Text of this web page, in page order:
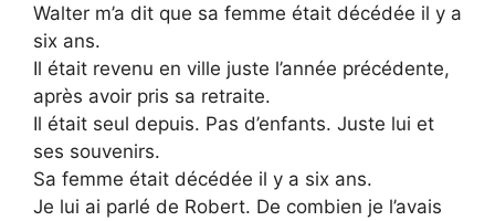
Walter m’a dit que sa femme était décédée il y a
six ans.
Il était revenu en ville juste l’année précédente,
après avoir pris sa retraite.
Il était seul depuis. Pas d’enfants. Juste lui et
ses souvenirs.
Sa femme était décédée il y a six ans.
Je lui ai parlé de Robert. De combien je l’avais